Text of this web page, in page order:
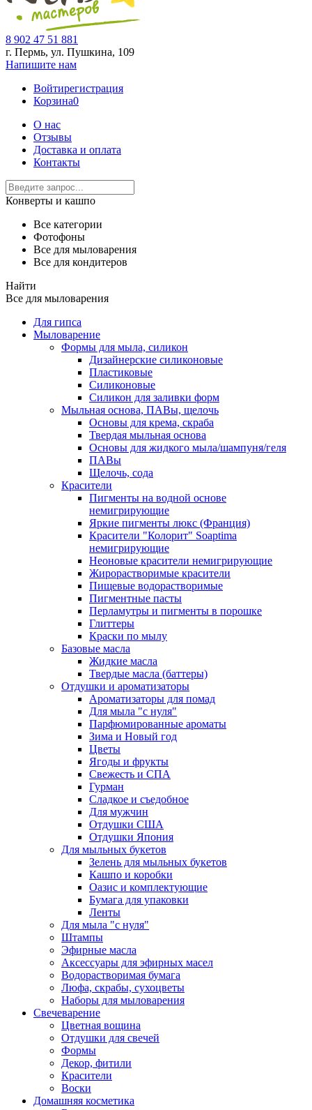
8 902 47 51 881
г. Пермь, ул. Пушкина, 109
Напишите нам
Войтирегистрация
Корзина0
О нас
Отзывы
Доставка и оплата
Контакты
Конверты и кашпо
Все категории
Фотофоны
Все для мыловарения
Все для кондитеров
Найти
Все для мыловарения
Для гипса
Мыловарение
Формы для мыла, силикон
Дизайнерские силиконовые
Пластиковые
Силиконовые
Силикон для заливки форм
Мыльная основа, ПАВы, щелочь
Основы для крема, скраба
Твердая мыльная основа
Основы для жидкого мыла/шампуня/геля
ПАВы
Щелочь, сода
Красители
Пигменты на водной основе
немигрирующие
Яркие пигменты люкс (Франция)
Красители "Колорит" Soaptima
немигрирующие
Неоновые красители немигрирующие
Жирорастворимые красители
Пищевые водорастворимые
Пигментные пасты
Перламутры и пигменты в порошке
Глиттеры
Краски по мылу
Базовые масла
Жидкие масла
Твердые масла (баттеры)
Отдушки и ароматизаторы
Ароматизаторы для помад
Для мыла "с нуля"
Парфюмированные ароматы
Зима и Новый год
Цветы
Ягоды и фрукты
Свежесть и СПА
Гурман
Сладкое и съедобное
Для мужчин
Отдушки США
Отдушки Япония
Для мыльных букетов
Зелень для мыльных букетов
Кашпо и коробки
Оазис и комплектующие
Бумага для упаковки
Ленты
Для мыла "с нуля"
Штампы
Эфирные масла
Аксессуары для эфирных масел
Водорастворимая бумага
Люфа, скрабы, сухоцветы
Наборы для мыловарения
Свечеварение
Цветная вощина
Отдушки для свечей
Формы
Декор, фитили
Красители
Воски
Домашняя косметика